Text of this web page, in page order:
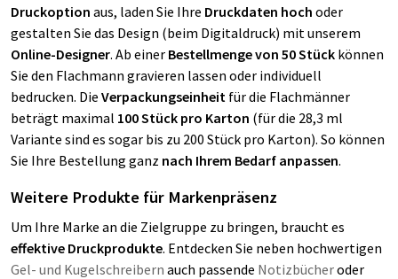
Druckoption aus, laden Sie Ihre Druckdaten hoch oder
gestalten Sie das Design (beim Digitaldruck) mit unserem
Online-Designer. Ab einer Bestellmenge von 50 Stück können
Sie den Flachmann gravieren lassen oder individuell
bedrucken. Die Verpackungseinheit für die Flachmänner
beträgt maximal 100 Stück pro Karton (für die 28,3 ml
Variante sind es sogar bis zu 200 Stück pro Karton). So können
Sie Ihre Bestellung ganz nach Ihrem Bedarf anpassen.
Weitere Produkte für Markenpräsenz
Um Ihre Marke an die Zielgruppe zu bringen, braucht es
effektive Druckprodukte. Entdecken Sie neben hochwertigen
Gel- und Kugelschreibern auch passende Notizbücheroder